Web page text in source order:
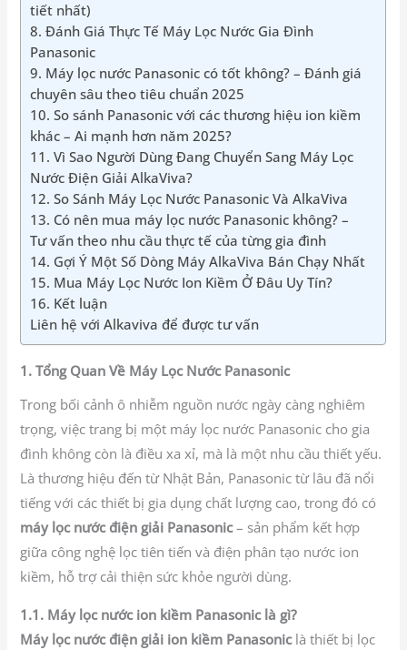
tiết nhất)
8. Đánh Giá Thực Tế Máy Lọc Nước Gia Đình
Panasonic
9. Máy lọc nước Panasonic có tốt không? – Đánh giá
chuyên sâu theo tiêu chuẩn 2025
10. So sánh Panasonic với các thương hiệu ion kiềm
khác – Ai mạnh hơn năm 2025?
11. Vì Sao Người Dùng Đang Chuyển Sang Máy Lọc
Nước Điện Giải AlkaViva?
12. So Sánh Máy Lọc Nước Panasonic Và AlkaViva
13. Có nên mua máy lọc nước Panasonic không? –
Tư vấn theo nhu cầu thực tế của từng gia đình
14. Gợi Ý Một Số Dòng Máy AlkaViva Bán Chạy Nhất
15. Mua Máy Lọc Nước Ion Kiềm Ở Đâu Uy Tín?
16. Kết luận
Liên hệ với Alkaviva để được tư vấn​
1. Tổng Quan Về Máy Lọc Nước Panasonic
Trong bối cảnh ô nhiễm nguồn nước ngày càng nghiêm
trọng, việc trang bị một máy lọc nước Panasonic cho gia
đình không còn là điều xa xỉ, mà là một nhu cầu thiết yếu.
Là thương hiệu đến từ Nhật Bản, Panasonic từ lâu đã nổi
tiếng với các thiết bị gia dụng chất lượng cao, trong đó có
máy lọc nước điện giải Panasonic– sản phẩm kết hợp
giữa công nghệ lọc tiên tiến và điện phân tạo nước ion
kiềm, hỗ trợ cải thiện sức khỏe người dùng.
1.1. Máy lọc nước ion kiềm Panasonic là gì?
Máy lọc nước điện giải ion kiềm Panasoniclà thiết bị lọc